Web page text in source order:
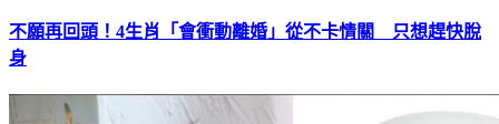
不願再回頭！4生肖「會衝動離婚」從不卡情關 只想趕快脫
身